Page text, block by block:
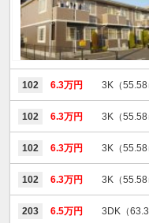
102 6.3万円 3K（55.58
102 6.3万円 3K（55.58
102 6.3万円 3K（55.58
102 6.3万円 3K（55.58
203 6.5万円 3DK（